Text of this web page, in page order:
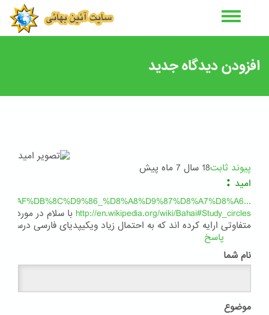
افزودن دیدگاه جدید
پیوند ثابت18 سال 7 ماه پیش
امید :
http://en.wikipedia.org/wiki/Bahai#Study_circles با سلام در مورد
متفاوتی ارایه کرده اند که به احتمال زیاد ویکیپدیای فارسی
پاسخ
نام شما
موضوع